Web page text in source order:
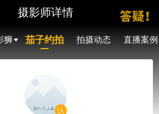
摄影师详情
狮 茄子约拍 拍摄动态 直播案例